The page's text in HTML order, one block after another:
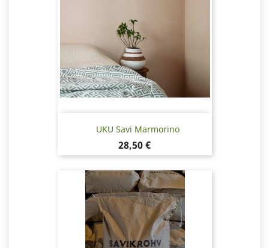
UKU Savi Marmorino
Hinta
28,50 €